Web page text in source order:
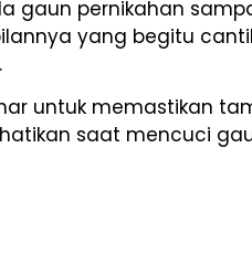
gaun pernikahan
yang begitu
untuk memastikan
saat mencuci